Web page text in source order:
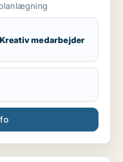
medarbejder